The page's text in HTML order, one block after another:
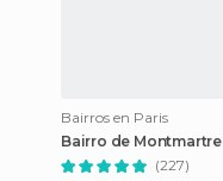
Bairros en Paris
Bairro de Montmartre
(227)